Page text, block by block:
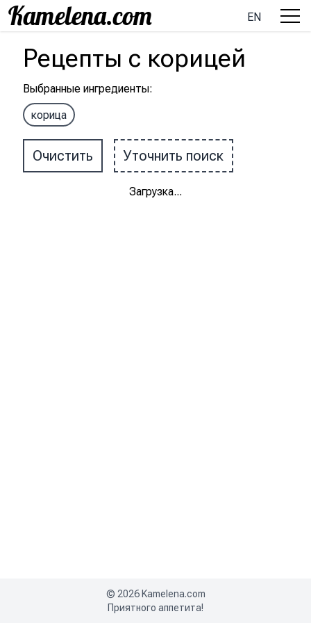
EN
Рецепты с корицей
Выбранные ингредиенты:
корица
Очистить Уточнить поиск
Загрузка...
© 2026 Kamelena.com
Приятного аппетита!